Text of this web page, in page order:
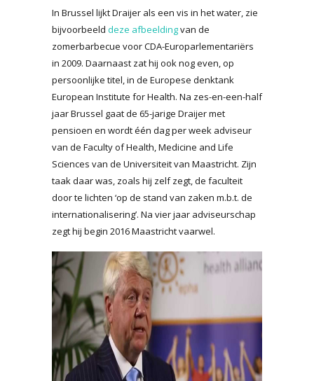
In Brussel lijkt Draijer als een vis in het water, zie
bijvoorbeeld deze afbeeldingvan de
zomerbarbecue voor CDA-Europarlementariërs
in 2009. Daarnaast zat hij ook nog even, op
persoonlijke titel, in de Europese denktank
European Institute for Health. Na zes-en-een-half
jaar Brussel gaat de 65-jarige Draijer met
pensioen en wordt één dag per week adviseur
van de Faculty of Health, Medicine and Life
Sciences van de Universiteit van Maastricht. Zijn
taak daar was, zoals hij zelf zegt, de faculteit
door te lichten ‘op de stand van zaken m.b.t. de
internationalisering’. Na vier jaar adviseurschap
zegt hij begin 2016 Maastricht vaarwel.